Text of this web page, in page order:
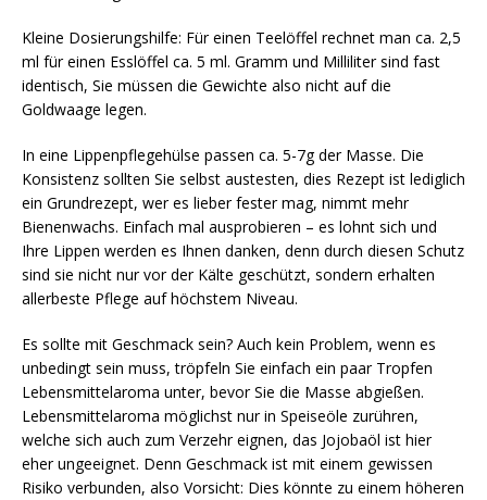
Kleine Dosierungshilfe: Für einen Teelöffel rechnet man ca. 2,5
ml für einen Esslöffel ca. 5 ml. Gramm und Milliliter sind fast
identisch, Sie müssen die Gewichte also nicht auf die
Goldwaage legen.
In eine Lippenpflegehülse passen ca. 5-7g der Masse. Die
Konsistenz sollten Sie selbst austesten, dies Rezept ist lediglich
ein Grundrezept, wer es lieber fester mag, nimmt mehr
Bienenwachs. Einfach mal ausprobieren – es lohnt sich und
Ihre Lippen werden es Ihnen danken, denn durch diesen Schutz
sind sie nicht nur vor der Kälte geschützt, sondern erhalten
allerbeste Pflege auf höchstem Niveau.
Es sollte mit Geschmack sein? Auch kein Problem, wenn es
unbedingt sein muss, tröpfeln Sie einfach ein paar Tropfen
Lebensmittelaroma unter, bevor Sie die Masse abgießen.
Lebensmittelaroma möglichst nur in Speiseöle zurühren,
welche sich auch zum Verzehr eignen, das Jojobaöl ist hier
eher ungeeignet. Denn Geschmack ist mit einem gewissen
Risiko verbunden, also Vorsicht: Dies könnte zu einem höheren